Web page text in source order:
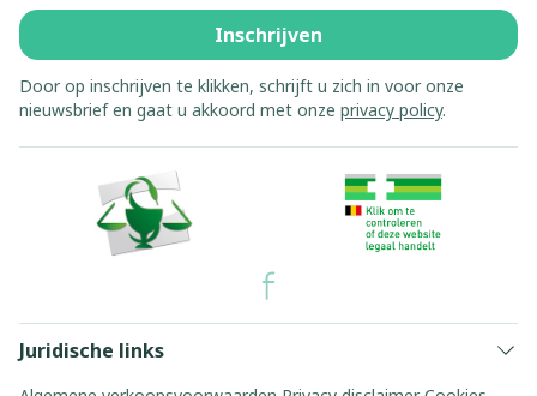
Inschrijven
Door op inschrijven te klikken, schrijft u zich in voor onze
nieuwsbrief en gaat u akkoord met onze privacy policy.
Juridische links